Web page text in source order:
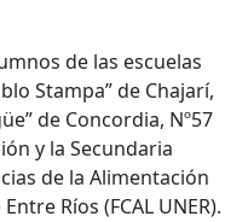
de las escuelas
Stampa” de Chajarí,
de Concordia, Nº57
y la Secundaria
de la Alimentación
Ríos (FCAL UNER).